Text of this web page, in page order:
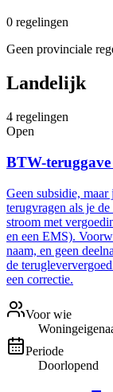
0 regelingen
Geen provinciale
Landelijk
4 regelingen
Open
BTW-
Geen subsidie,
terugvragen als je
stroom met
en een EMS).
naam, en geen
de
een correctie.
Voor wie
Periode
Doorlopend